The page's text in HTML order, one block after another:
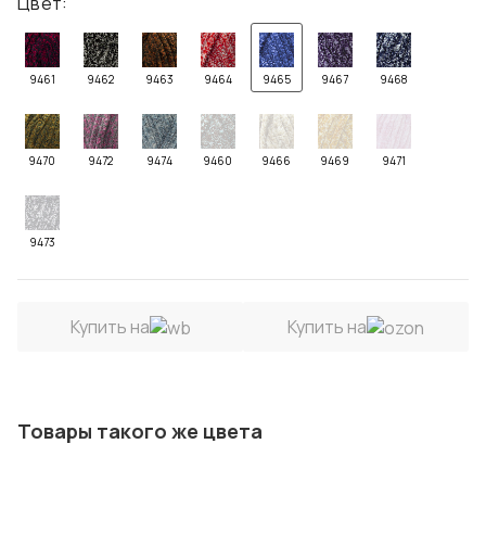
9461 9462 9463 9464 9465 9467 9468
9470 9472 9474 9460 9466 9469 9471
9473
Купить на Купить на
Товары такого же цвета